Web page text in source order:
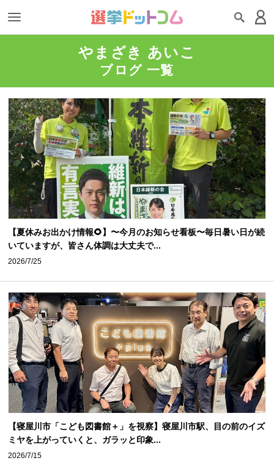
やまざき あいこ
ブログ 一覧
【夏休みお出かけ情報🌻】〜今月のお知らせ看板〜毎日暑い日が続
いていますが、皆さん体調は大丈夫で...
2026/7/25
【寝屋川市「こども図書館＋」を視察】寝屋川市駅、目の前のイズ
ミヤを上がっていくと、ガラッと印象...
2026/7/15